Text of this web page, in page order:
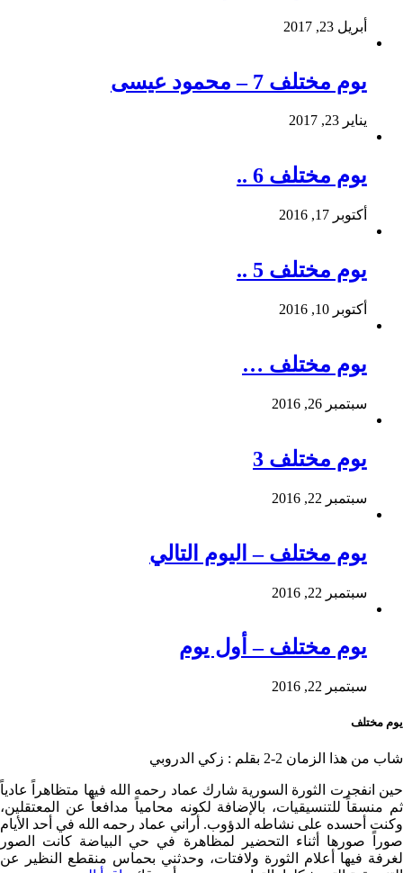
أبريل 23, 2017
يوم مختلف 7 – محمود عيسى
يناير 23, 2017
يوم مختلف 6 ..
أكتوبر 17, 2016
يوم مختلف 5 ..
أكتوبر 10, 2016
يوم مختلف …
سبتمبر 26, 2016
يوم مختلف 3
سبتمبر 22, 2016
يوم مختلف – اليوم التالي
سبتمبر 22, 2016
يوم مختلف – أول يوم
سبتمبر 22, 2016
يوم مختلف
شاب من هذا الزمان 2-2 بقلم : زكي الدروبي
حين انفجرت الثورة السورية شارك عماد رحمه الله فيها متظاهراً عادياً
ثم منسقاً للتنسيقيات، بالإضافة لكونه محامياً مدافعاً عن المعتقلين،
وكنت أحسده على نشاطه الدؤوب. أراني عماد رحمه الله في أحد الأيام
صوراً صورها أثناء التحضير لمظاهرة في حي البياضة كانت الصور
لغرفة فيها أعلام الثورة ولافتات، وحدثني بحماس منقطع النظير عن